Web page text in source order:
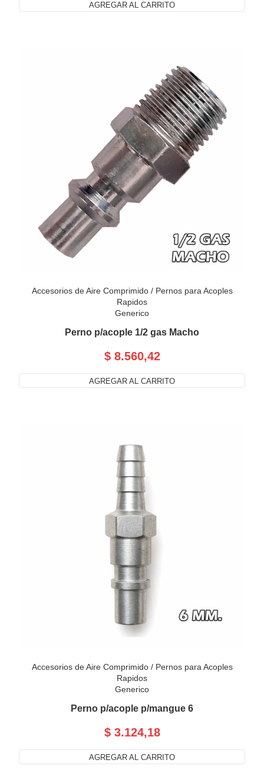
AGREGAR AL CARRITO
Accesorios de Aire Comprimido/ Pernos para Acoples
Rapidos
Generico
Perno p/acople 1/2 gas Macho
$ 8.560,42
AGREGAR AL CARRITO
Accesorios de Aire Comprimido/ Pernos para Acoples
Rapidos
Generico
Perno p/acople p/mangue 6
$ 3.124,18
AGREGAR AL CARRITO